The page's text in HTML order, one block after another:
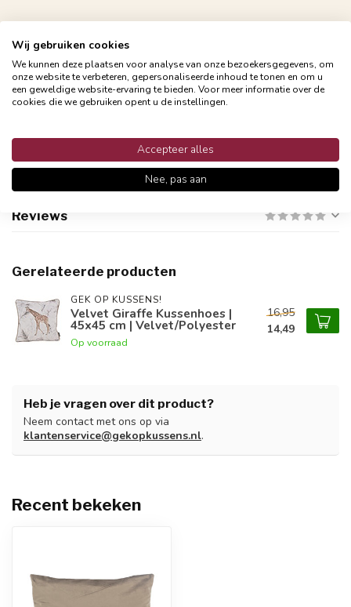
Gratis verzending vanaf €24,95
Snelle en betrouwbare bezorging met PostNL
Productomschrijving
Reviews
Gerelateerde producten
GEK OP KUSSENS!
Velvet Giraffe Kussenhoes |
45x45 cm | Velvet/Polyester
Op voorraad
16,95
14,49
Heb je vragen over dit product?
Neem contact met ons op via
klantenservice@gekopkussens.nl.
Recent bekeken
Wij gebruiken cookies
We kunnen deze plaatsen voor analyse van onze bezoekersgegevens, om
onze website te verbeteren, gepersonaliseerde inhoud te tonen en om u
een geweldige website-ervaring te bieden. Voor meer informatie over de
cookies die we gebruiken opent u de instellingen.
Accepteer alles
Nee, pas aan